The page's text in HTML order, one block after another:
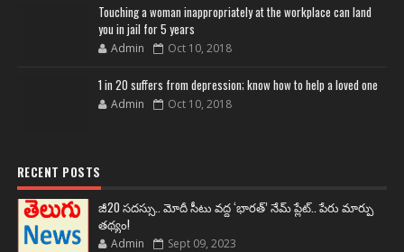
Touching a woman inappropriately at the workplace can land
you in jail for 5 years
Admin Oct 10, 2018
1 in 20 suffers from depression; know how to help a loved one
Admin Oct 10, 2018
RECENT POSTS
జీ20 సదస్సు.. మోదీ సీటు వద్ద ‘భారత్’ నేమ్ ప్లేట్‌.. పేరు మార్పు
తథ్యం!
Admin Sept 09, 2023